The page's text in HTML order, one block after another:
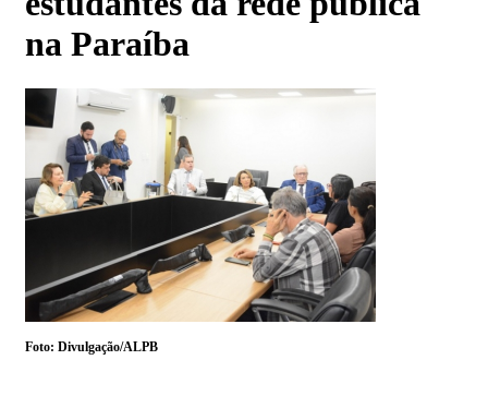
na Paraíba
Foto: Divulgação/ALPB